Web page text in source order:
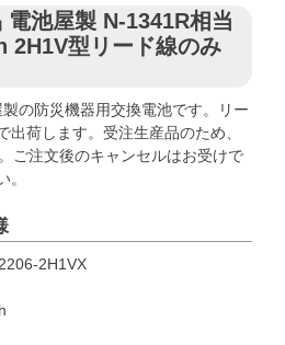
池屋製 N-1341R相当
2H1V型リード線のみ
の防災機器用交換電池です。リー
出荷します。受注生産品のため、
ご注文後のキャンセルはお受けで
。
2H1VX